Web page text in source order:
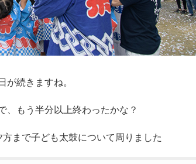
が続きますね。
、もう半分以上終わったかな？
まで子ども太鼓について周りました